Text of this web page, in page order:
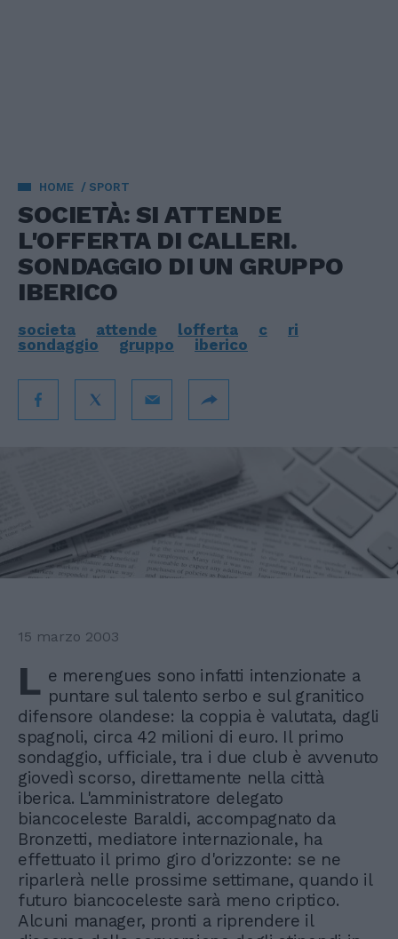
HOME SPORT
SOCIETÀ: SI ATTENDE
L'OFFERTA DI CALLERI.
SONDAGGIO DI UN GRUPPO
IBERICO
societa attende lofferta c
ri
sondaggio
gruppo iberico
15 marzo 2003
L e merengues sono infatti intenzionate a
puntare sul talento serbo e sul granitico
difensore olandese: la coppia è valutata, dagli
spagnoli, circa 42 milioni di euro. Il primo
sondaggio, ufficiale, tra i due club è avvenuto
giovedì scorso, direttamente nella città
iberica. L'amministratore delegato
biancoceleste Baraldi, accompagnato da
Bronzetti, mediatore internazionale, ha
effettuato il primo giro d'orizzonte: se ne
riparlerà nelle prossime settimane, quando il
futuro biancoceleste sarà meno criptico.
Alcuni manager, pronti a riprendere il